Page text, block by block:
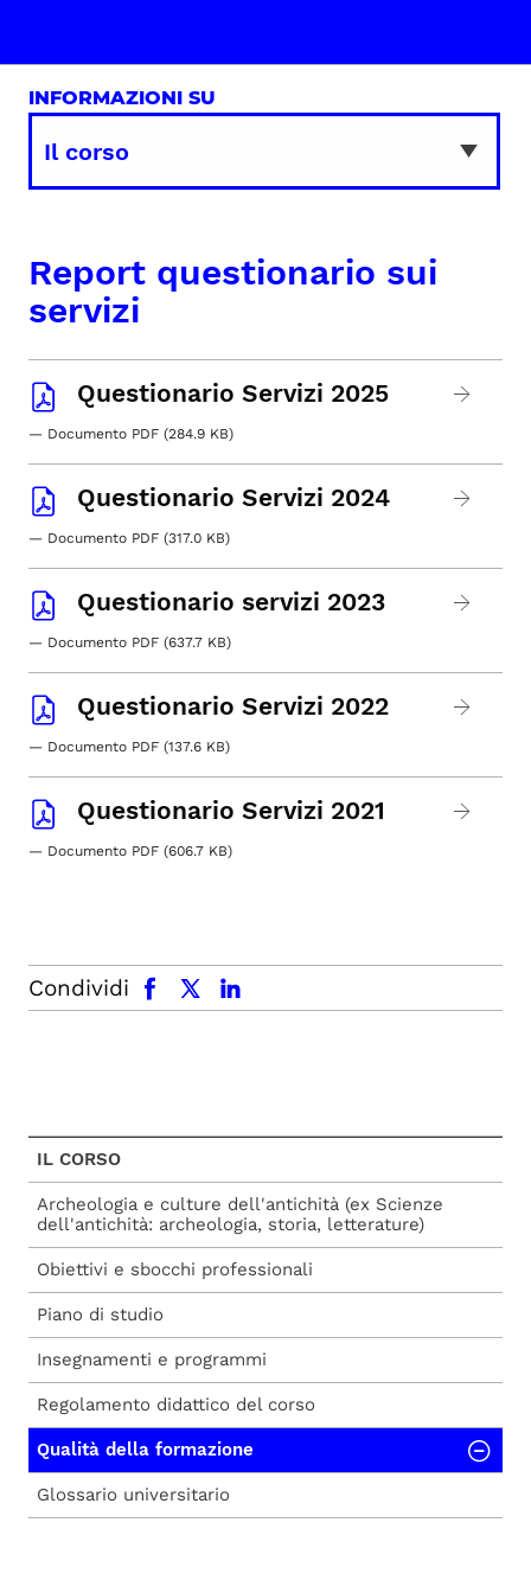
INFORMAZIONI SU
Report questionario sui
servizi
Questionario Servizi 2025
— Documento PDF (284.9 KB)
Questionario Servizi 2024
— Documento PDF (317.0 KB)
Questionario servizi 2023
— Documento PDF (637.7 KB)
Questionario Servizi 2022
— Documento PDF (137.6 KB)
Questionario Servizi 2021
— Documento PDF (606.7 KB)
Condividi
facebook x.com linkedin
IL CORSO
Archeologia e culture dell'antichità (ex Scienze
dell'antichità: archeologia, storia, letterature)
Obiettivi e sbocchi professionali
Piano di studio
Insegnamenti e programmi
Regolamento didattico del corso
Qualità della formazione
Glossario universitario